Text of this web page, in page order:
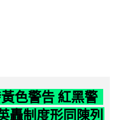
色警告 紅黑警
轟制度形同陳列